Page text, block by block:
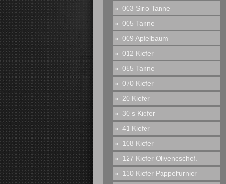
003 Sirio Tanne
005 Tanne
009 Apfelbaum
012 Kiefer
055 Tanne
070 Kiefer
20 Kiefer
30 s Kiefer
41 Kiefer
108 Kiefer
127 Kiefer Oliveneschef.
130 Kiefer Pappelfurnier